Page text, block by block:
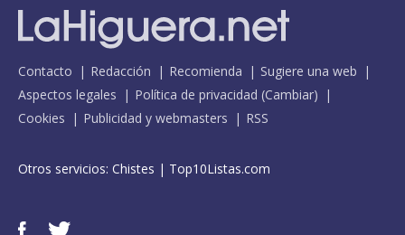
Contacto Redacción Recomienda
Sugiere una web
Aspectos legales
Política de privacidad (Cambiar)
Cookies
Publicidad y webmasters RSS
Otros servicios: Chistes | Top10Listas.com